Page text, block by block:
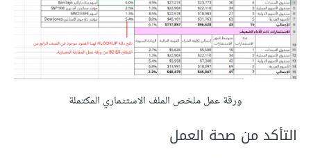
ورقة عمل ملخص الملف الاستثماري المكتملة
التأكد من صحة العمل